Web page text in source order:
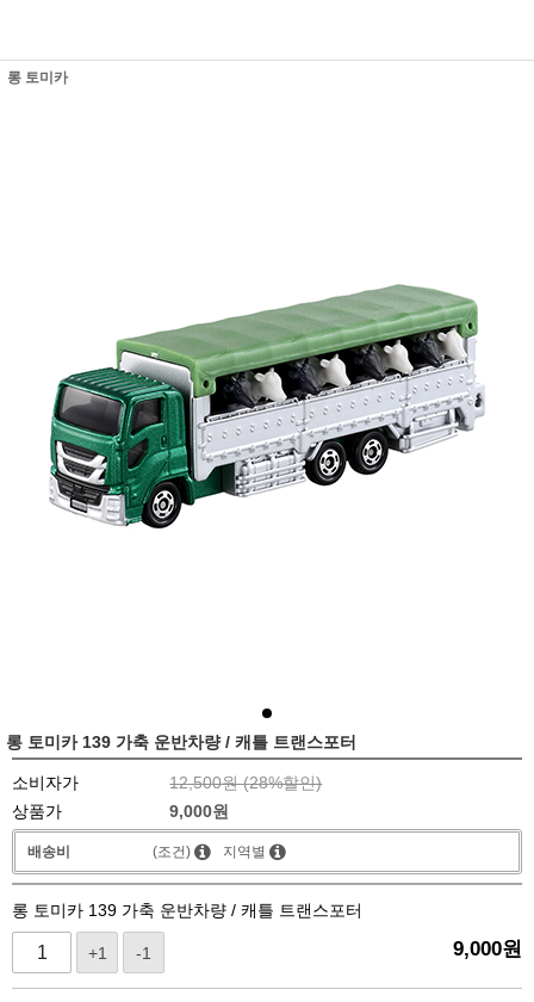
롱 토미카
롱 토미카 139 가축 운반차량 / 캐틀 트랜스포터
소비자가 12,500원 (28%할인)
상품가
9,000원
배송비 (조건) 지역별
롱 토미카 139 가축 운반차량 / 캐틀 트랜스포터
+1 -1 9,000원